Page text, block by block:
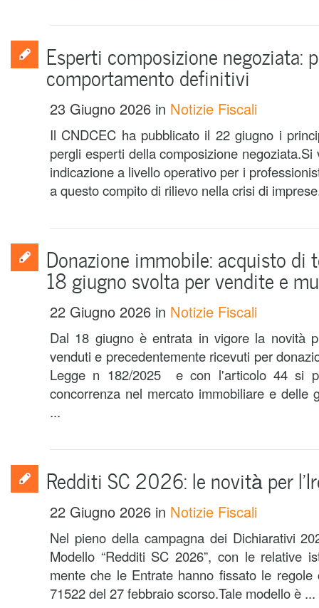
Esperti composizione negoziata:
comportamento definitivi
23 Giugno 2026 in Notizie Fiscali
Il CNDCEC ha pubblicato il 22 giugno i
pergli esperti della composizione
indicazione a livello operativo per i
a questo compito di rilievo nella crisi di
Donazione immobile: acquisto di
18 giugno svolta per vendite e
22 Giugno 2026 in Notizie Fiscali
Dal 18 giugno è entrata in vigore la novità
venduti e precedentemente ricevuti per
Legge n 182/2025 e con l'articolo 44 si
concorrenza nel mercato immobiliare e delle
...
Redditi SC 2026: le novità per
22 Giugno 2026 in Notizie Fiscali
Nel pieno della campagna dei Dichiarativi
Modello “Redditi SC 2026”, con le relative
mente che le Entrate hanno fissato le
71522 del 27 febbraio scorso.Tale modello è ...